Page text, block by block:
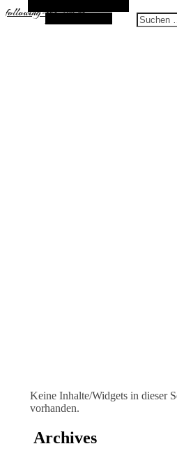
following-the-sun.de
Zufallsauswahl
Keine Inhalte/Widgets in dieser
vorhanden.
Archives